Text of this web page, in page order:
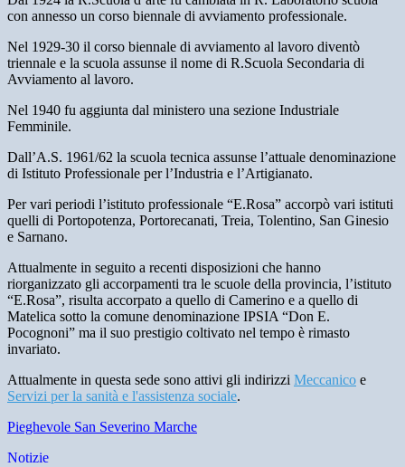
con annesso un corso biennale di avviamento professionale.
Nel 1929-30 il corso biennale di avviamento al lavoro diventò
triennale e la scuola assunse il nome di R.Scuola Secondaria di
Avviamento al lavoro.
Nel 1940 fu aggiunta dal ministero una sezione Industriale
Femminile.
Dall’A.S. 1961/62 la scuola tecnica assunse l’attuale denominazione
di Istituto Professionale per l’Industria e l’Artigianato.
Per vari periodi l’istituto professionale “E.Rosa” accorpò vari istituti
quelli di Portopotenza, Portorecanati, Treia, Tolentino, San Ginesio
e Sarnano.
Attualmente in seguito a recenti disposizioni che hanno
riorganizzato gli accorpamenti tra le scuole della provincia, l’istituto
“E.Rosa”, risulta accorpato a quello di Camerino e a quello di
Matelica sotto la comune denominazione IPSIA “Don E.
Pocognoni” ma il suo prestigio coltivato nel tempo è rimasto
invariato.
Attualmente in questa sede sono attivi gli indirizzi Meccanico e
Servizi per la sanità e l'assistenza sociale.
Pieghevole San Severino Marche
Notizie